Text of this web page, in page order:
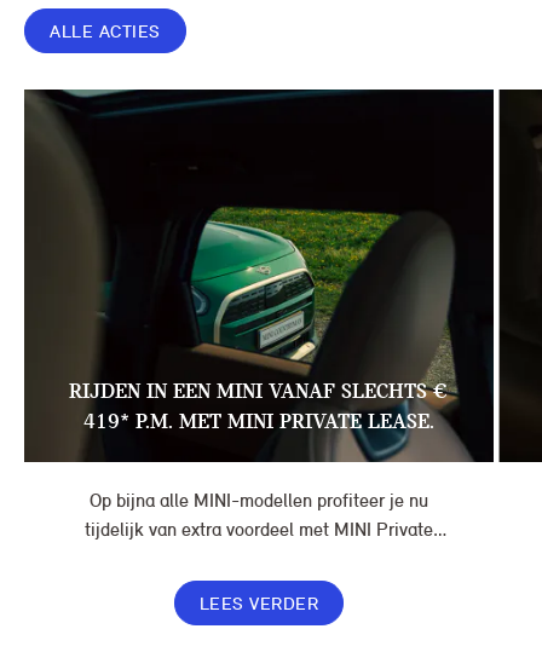
ALLE ACTIES
RIJDEN IN EEN MINI VANAF SLECHTS €
419* P.M. MET MINI PRIVATE LEASE.
Op bijna alle MINI-modellen profiteer je nu
tijdelijk van extra voordeel met MINI Private
maand, in plaats van € 449. Afhankelijk van de
uitvoering kan jouw voordeel nog verder oplopen.
LEES VERDER